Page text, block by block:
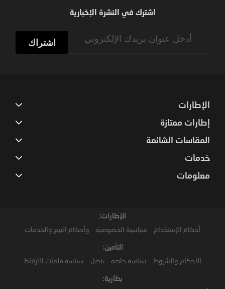
اشترك في النشرة الإخبارية
اشتراك
الإطارات
إطارات ممتازة
المقاسات الشائعة
خدمات
معلومات
الإطارات:
أحكام الإستخدام سياسية الخصوصية وأحكام البيع والخدمات
التأمين:
الأحكام والشروط سياسة خاصة تنصل سياسة ملفات الارتباط
بطارية: